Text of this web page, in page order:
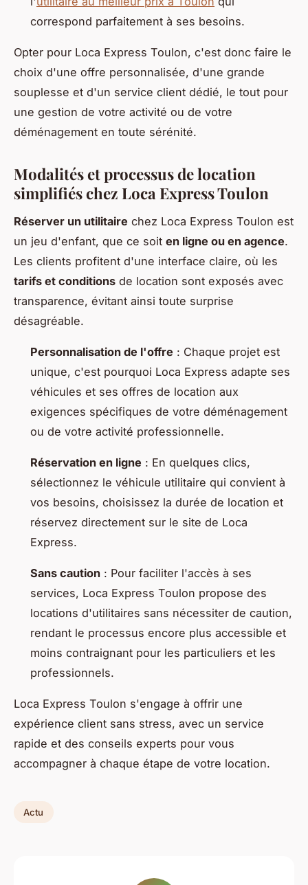
correspond parfaitement à ses besoins.
Opter pour Loca Express Toulon, c'est donc faire le
choix d'une offre personnalisée, d'une grande
souplesse et d'un service client dédié, le tout pour
une gestion de votre activité ou de votre
déménagement en toute sérénité.
Modalités et processus de location
simplifiés chez Loca Express Toulon
Réserver un utilitaire chez Loca Express Toulon est
un jeu d'enfant, que ce soit en ligne ou en agence.
Les clients profitent d'une interface claire, où les
tarifs et conditions de location sont exposés avec
transparence, évitant ainsi toute surprise
désagréable.
Personnalisation de l'offre : Chaque projet est
unique, c'est pourquoi Loca Express adapte ses
véhicules et ses offres de location aux
exigences spécifiques de votre déménagement
ou de votre activité professionnelle.
Réservation en ligne : En quelques clics,
sélectionnez le véhicule utilitaire qui convient à
vos besoins, choisissez la durée de location et
réservez directement sur le site de Loca
Express.
Sans caution : Pour faciliter l'accès à ses
services, Loca Express Toulon propose des
locations d'utilitaires sans nécessiter de caution,
rendant le processus encore plus accessible et
moins contraignant pour les particuliers et les
professionnels.
Loca Express Toulon s'engage à offrir une
expérience client sans stress, avec un service
rapide et des conseils experts pour vous
accompagner à chaque étape de votre location.
Actu